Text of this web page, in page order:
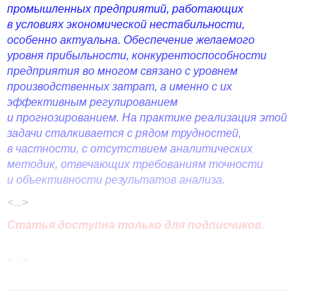
промышленных предприятий, работающих
в условиях экономической нестабильности,
особенно актуальна. Обеспечение желаемого
уровня прибыльности, конкурентоспособности
предприятия во многом связано с уровнем
производственных затрат, а именно с их
эффективным регулированием
и прогнозированием. На практике реализация этой
задачи сталкивается с рядом трудностей,
в частности, с отсутствием аналитических
методик, отвечающих требованиям точности
и объективности результатов анализа.
<...>
Статья доступна только для подписчиков.